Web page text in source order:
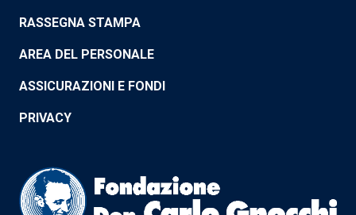
RASSEGNA STAMPA
AREA DEL PERSONALE
ASSICURAZIONI E FONDI
PRIVACY